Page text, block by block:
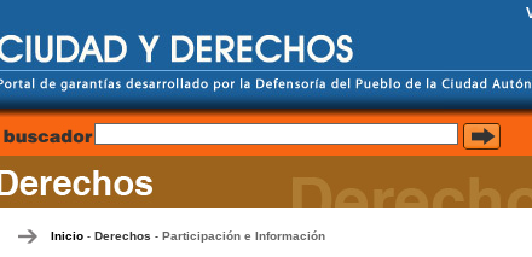
Inicio- Derechos - Participación e Información